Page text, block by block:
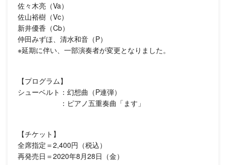
佐々木亮（Va）
佐山裕樹（Vc）
新井優香（Cb）
仲田みずほ、清水和音（P）
※延期に伴い、一部演奏者が変更となりました。
【プログラム】
シューベルト：幻想曲（P連弾）
：ピアノ五重奏曲「ます」
【チケット】
全席指定＝2,400円（税込）
再発売日＝2020年8月28日（金）